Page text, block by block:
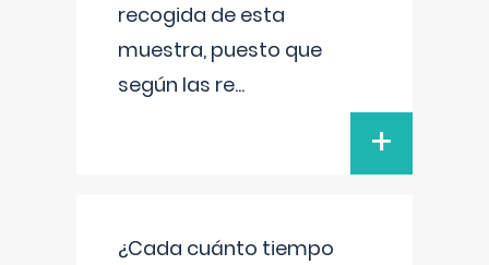
recogida de esta
muestra, puesto que
según las re...
+
¿Cada cuánto tiempo